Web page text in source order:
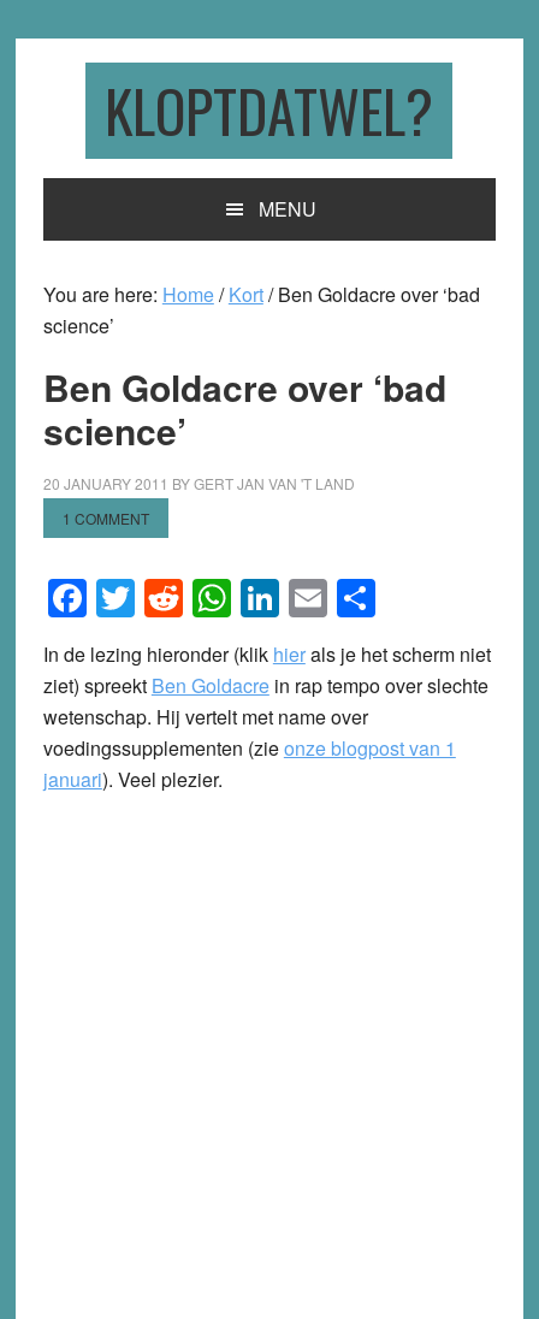
KLOPTDATWEL?
MENU
You are here: Home/ Kort/Ben Goldacre over ‘bad
science’
Ben Goldacre over ‘bad
science’
20 JANUARY 2011 BYGERT JAN VAN 'T LAND
1 COMMENT
Facebook
Twitter
Reddit
WhatsApp
LinkedIn
EmailShare
In de lezing hieronder (klik hierals je het scherm niet
ziet) spreekt Ben Goldacrein rap tempo over slechte
wetenschap. Hij vertelt met name over
voedingssupplementen (zieonze blogpost van 1
januari). Veel plezier.